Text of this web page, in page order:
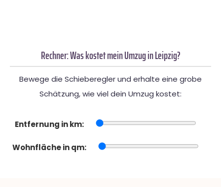
Rechner: Was kostet mein Umzug in Leipzig?
Bewege die Schieberegler und erhalte eine grobe
Schätzung, wie viel dein Umzug kostet:
Entfernung in km:
Wohnfläche in qm: